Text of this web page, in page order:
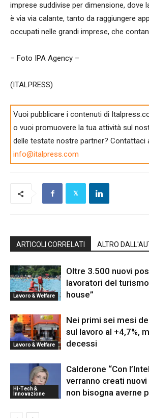
imprese suddivise per dimensione, dove
è via via calante, tanto da raggiungere
occupati nelle grandi imprese, che
– Foto IPA Agency –
(ITALPRESS)
Vuoi pubblicare i contenuti di
o vuoi promuovere la tua attività sul
delle testate nostre partner? Contattaci
info@italpress.com
ARTICOLI CORRELATI ALTRO
Lavoro & Welfare
Oltre 3.500 nuovi
lavoratori del
house”
Lavoro & Welfare
Nei primi sei mesi
sul lavoro al +4,7%,
decessi
Hi-Tech &
Innovazione
Calderone “Con
verranno creati
non bisogna averne